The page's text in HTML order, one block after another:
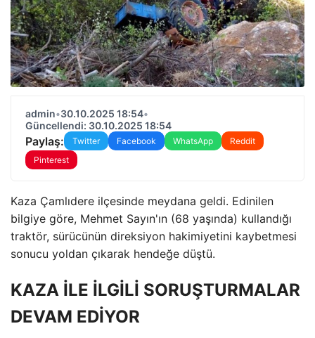
admin•30.10.2025 18:54•
Güncellendi: 30.10.2025 18:54
Paylaş: Twitter Facebook WhatsApp
Reddit
Pinterest
Kaza Çamlıdere ilçesinde meydana geldi. Edinilen
bilgiye göre, Mehmet Sayın'ın (68 yaşında) kullandığı
traktör, sürücünün direksiyon hakimiyetini kaybetmesi
sonucu yoldan çıkarak hendeğe düştü.
KAZA İLE İLGİLİ SORUŞTURMALAR
DEVAM EDİYOR